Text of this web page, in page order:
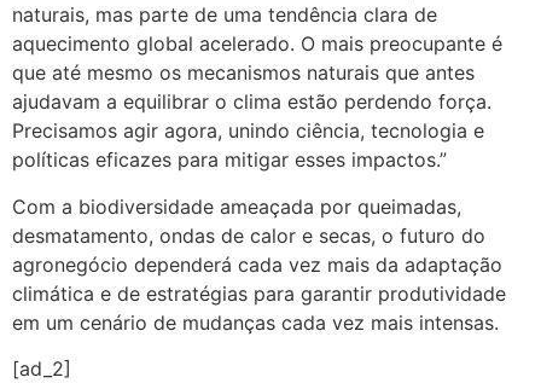
naturais, mas parte de uma tendência clara de
aquecimento global acelerado. O mais preocupante é
que até mesmo os mecanismos naturais que antes
ajudavam a equilibrar o clima estão perdendo força.
Precisamos agir agora, unindo ciência, tecnologia e
políticas eficazes para mitigar esses impactos.”
Com a biodiversidade ameaçada por queimadas,
desmatamento, ondas de calor e secas, o futuro do
agronegócio dependerá cada vez mais da adaptação
climática e de estratégias para garantir produtividade
em um cenário de mudanças cada vez mais intensas.
[ad_2]